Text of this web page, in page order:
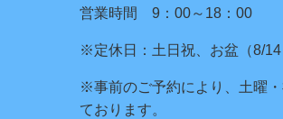
営業時間 9：00～18：00
※定休日：土日祝、お盆（8/
※事前のご予約により、土曜
ております。